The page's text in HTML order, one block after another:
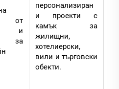
от
и
за
персонализиран
и проекти с
камък за
жилищни,
хотелиерски,
вили и търговски
обекти.